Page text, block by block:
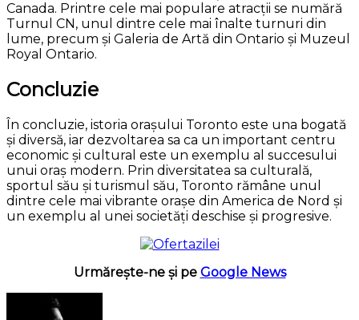
Canada. Printre cele mai populare atracții se numără
Turnul CN, unul dintre cele mai înalte turnuri din
lume, precum și Galeria de Artă din Ontario și Muzeul
Royal Ontario.
Concluzie
În concluzie, istoria orașului Toronto este una bogată
și diversă, iar dezvoltarea sa ca un important centru
economic și cultural este un exemplu al succesului
unui oraș modern. Prin diversitatea sa culturală,
sportul său și turismul său, Toronto rămâne unul
dintre cele mai vibrante orașe din America de Nord și
un exemplu al unei societăți deschise și progresive.
Urmărește-ne și pe Google News